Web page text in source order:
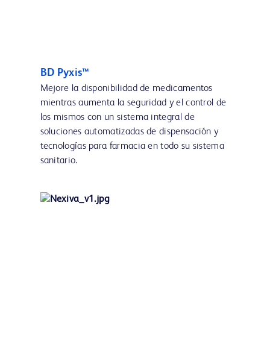
BD Pyxis™
Mejore la disponibilidad de medicamentos
mientras aumenta la seguridad y el control de
los mismos con un sistema integral de
soluciones automatizadas de dispensación y
tecnologías para farmacia en todo su sistema
sanitario.